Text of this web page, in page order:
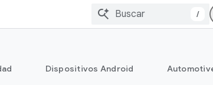
/
Dispositivos Android